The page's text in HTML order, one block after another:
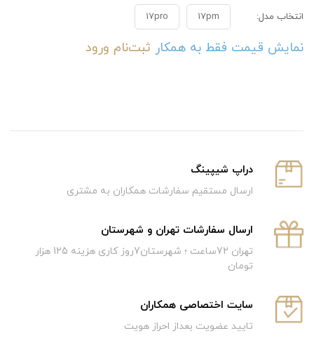
انتخاب مدل: 17pm
17pro
نمایش قیمت فقط به همکار ثبت‌نام ورود
دراپ شیپینگ
ارسال مستقیم سفارشات همکاران به مشتری
ارسال سفارشات تهران و شهرستان
تهران 72ساعت ؛ شهرستان7روز کاری هزینه 125 هزار
تومان
سایت اختصاصی همکاران
تایید عضویت بعداز احراز هویت